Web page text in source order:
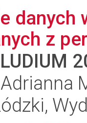
danych
z